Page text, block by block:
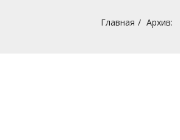
Главная Архив: